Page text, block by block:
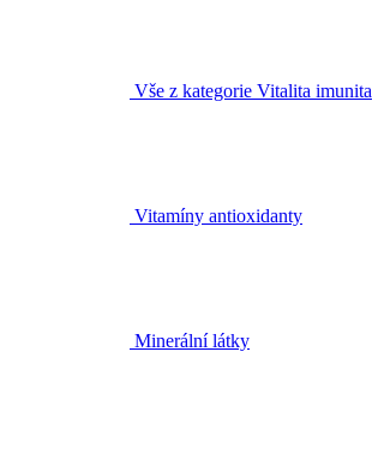
Vše z kategorie Vitalita imunita
Vitamíny antioxidanty
Minerální látky